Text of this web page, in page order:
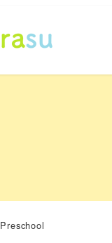
Preschool